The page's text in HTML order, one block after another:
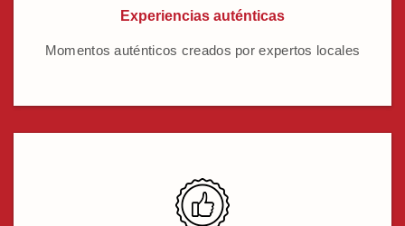
Experiencias auténticas
Momentos auténticos creados por expertos locales